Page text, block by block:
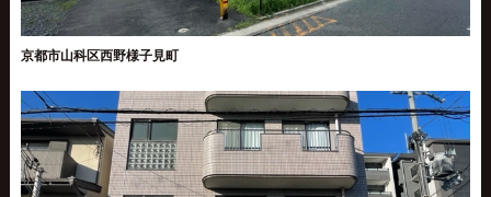
京都市山科区西野様子見町